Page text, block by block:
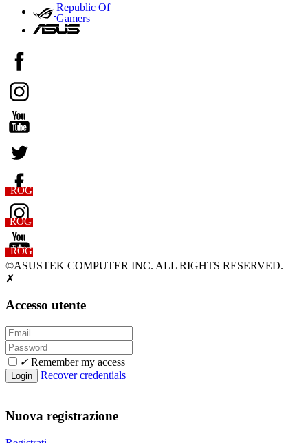
Republic Of
Gamers
ROG
ROG
ROG
©ASUSTEK COMPUTER INC. ALL RIGHTS RESERVED.
✗
Accesso utente
✓ Remember my access
Recover credentials
Nuova registrazione